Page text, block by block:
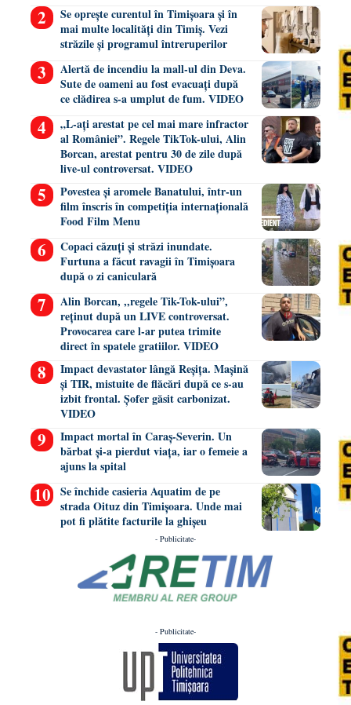
Se oprește curentul în Timișoara și în
mai multe localități din Timiș. Vezi
străzile și programul întreruperilor
Alertă de incendiu la mall-ul din Deva.
Sute de oameni au fost evacuați după
ce clădirea s-a umplut de fum. VIDEO
„L-ați arestat pe cel mai mare infractor
al României”. Regele TikTok-ului, Alin
Borcan, arestat pentru 30 de zile după
live-ul controversat. VIDEO
Povestea și aromele Banatului, într-un
film înscris în competiția internațională
Food Film Menu
Copaci căzuți și străzi inundate.
Furtuna a făcut ravagii în Timișoara
după o zi caniculară
Alin Borcan, ,,regele Tik-Tok-ului”,
reținut după un LIVE controversat.
Provocarea care l-ar putea trimite
direct în spatele gratiilor. VIDEO
Impact devastator lângă Reșița. Mașină
și TIR, mistuite de flăcări după ce s-au
izbit frontal. Șofer găsit carbonizat.
VIDEO
Impact mortal în Caraș-Severin. Un
bărbat și-a pierdut viața, iar o femeie a
ajuns la spital
Se închide casieria Aquatim de pe
strada Oituz din Timișoara. Unde mai
pot fi plătite facturile la ghișeu
- Publicitate-
- Publicitate-